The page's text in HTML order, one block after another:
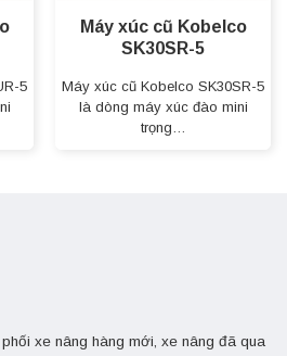
5
Máy xúc cũ Kobelco
SK30SR-5
Máy xúc cũ Kobelco SK30SR-5
là dòng máy xúc đào mini
trọng…
xe nâng hàng mới, xe nâng đã qua